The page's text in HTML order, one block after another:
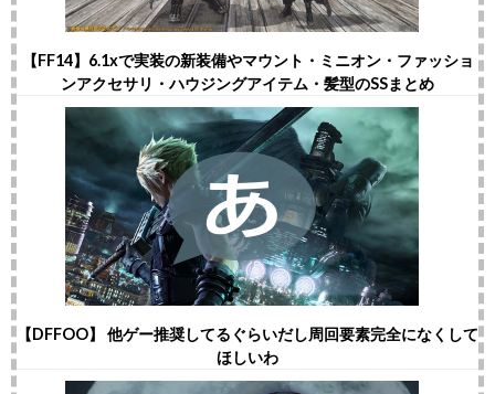
【FF14】6.1xで実装の新装備やマウント・ミニオン・ファッショ
ンアクセサリ・ハウジングアイテム・髪型のSSまとめ
【DFFOO】 他ゲー推奨してるぐらいだし周回要素完全になくして
ほしいわ